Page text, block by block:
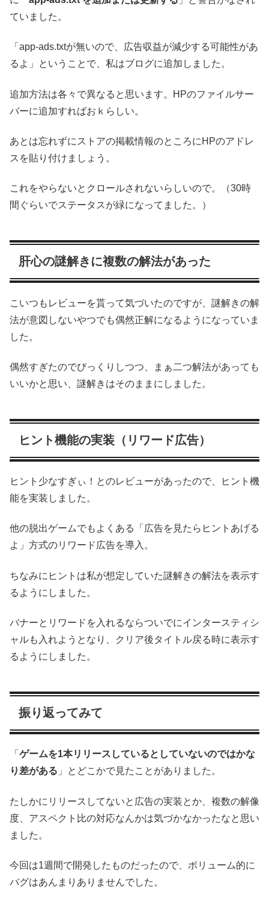
ていました。
「app-ads.txtが無いので、広告収益が減少する可能性があ
るよ」ということで、私はブログに追加しました。
追加方法は各々で異なると思います。HPのファイルサー
バーに追加すればおｋらしい。
あとは忘れずにストアの掲載情報のところにHPのアドレ
スを貼り付けましょう。
これをやらないとクロールされないらしいので。（30時
間ぐらいでステータスが緑になってました。）
肝心の謎解きに複数の解法があった
こいつもレビューを貰って気づいたのですが、謎解きの解
法が意図しないやつでも偶然正解になるようになっていま
した。
偶然すぎたのでびっくりしつつ、まぁ二つ解法があっても
いいかと思い、謎解きはそのままにしました。
ヒント機能の実装（リワード広告）
ヒント少なすぎぃ！とのレビューがあったので、ヒント機
能を実装しました。
他の脱出ゲームでもよくある「広告を見たらヒントあげる
よ」方式のリワード広告を導入。
ちなみにヒントは私が想定していた謎解きの解法を表示す
るようにしました。
バナーとリワードを入れるならついでにインタースティシ
ャルも入れようとなり、クリア後タイトル戻る時に表示す
るようにしました。
振り返ってみて
「 ゲームを1本リリースしているとしていないのではかな
り差がある 」とどこかで見たことがありました。
たしかにリリースしてないと広告の実装とか、複数の解像
度、アスペクト比の対応なんかは気づかなかったなと思い
ました。
今回は1週間で開発したものだったので、ボリューム的に
バグはあんまりありませんでした。